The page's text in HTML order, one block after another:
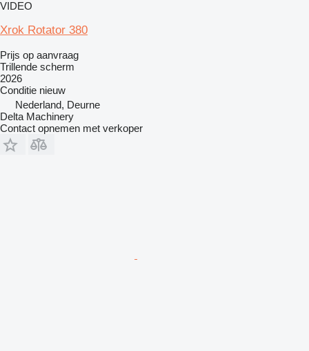
VIDEO
Xrok Rotator 380
Prijs op aanvraag
Trillende scherm
2026
Conditie nieuw
Nederland, Deurne
Delta Machinery
Contact opnemen met verkoper